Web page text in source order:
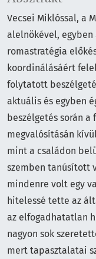
Vecsei Miklóssal, a
alelnökével,
romastratégia
koordinálásáért
folytatott
aktuális és egyben
beszélgetés során
megvalósításán
mint a családon
szemben tanúsított
mindenre volt egy
hitelessé tette az
az elfogadhatatlan
nagyon sok
mert tapasztalatai